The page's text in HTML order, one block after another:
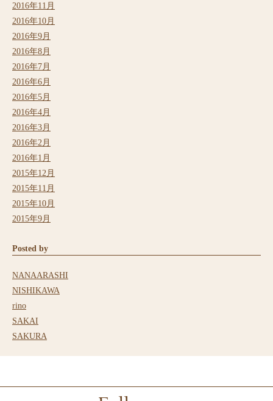
2016年11月
2016年10月
2016年9月
2016年8月
2016年7月
2016年6月
2016年5月
2016年4月
2016年3月
2016年2月
2016年1月
2015年12月
2015年11月
2015年10月
2015年9月
Posted by
NANAARASHI
NISHIKAWA
rino
SAKAI
SAKURA